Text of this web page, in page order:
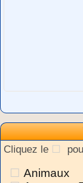
Cliquez le
Animaux